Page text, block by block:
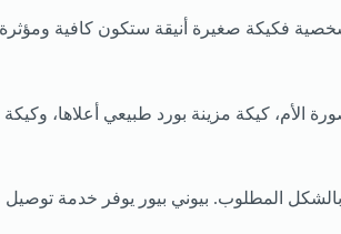
شخصية فكيكة صغيرة أنيقة ستكون كافية
الأم، كيكة مزينة بورد طبيعي أعلاها،
المطلوب. بيوني بيور يوفر خدمة